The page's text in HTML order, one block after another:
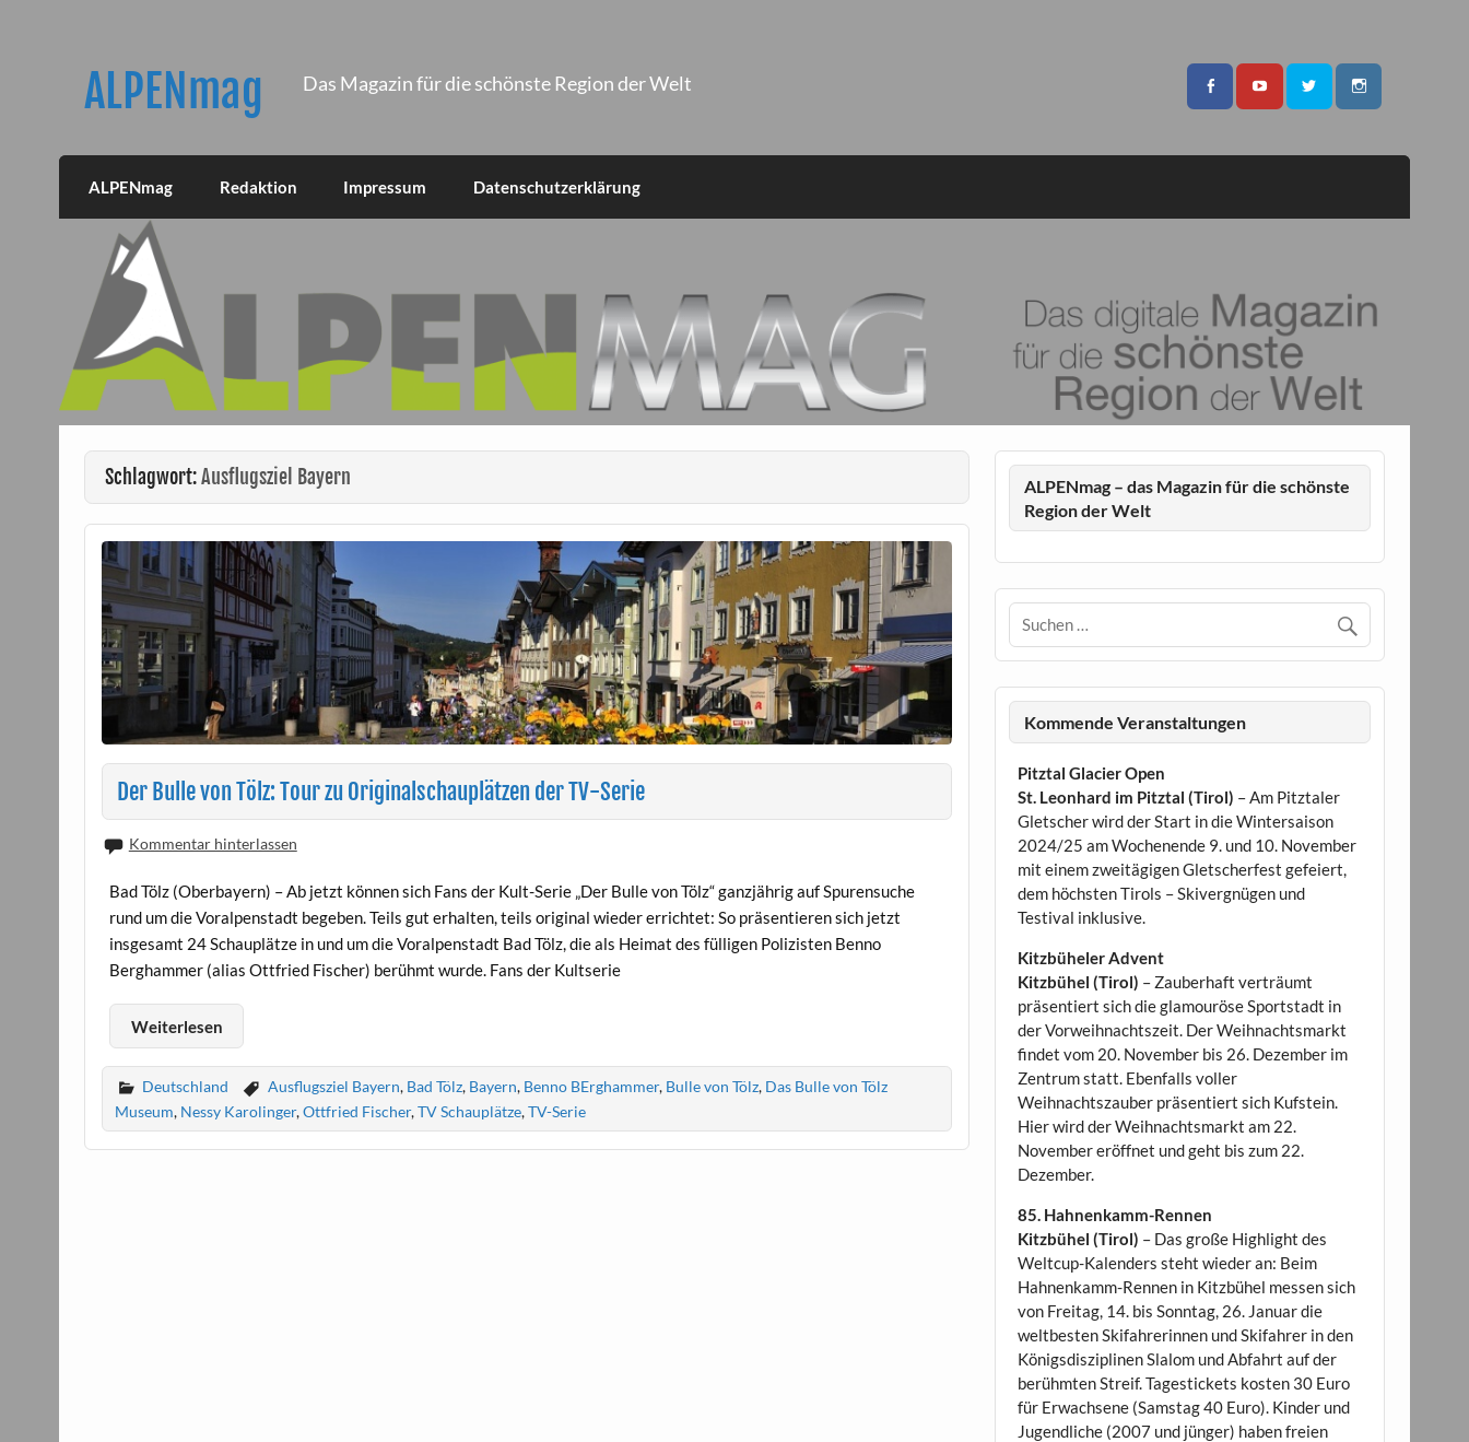
ALPENmag Das Magazin für die schönste Region der Welt
ALPENmag Redaktion Impressum Datenschutzerklärung
Schlagwort:Ausflugsziel Bayern
Der Bulle von Tölz: Tour zu Originalschauplätzen der TV-Serie
Kommentar hinterlassen
Bad Tölz (Oberbayern) – Ab jetzt können sich Fans der Kult-Serie „Der Bulle von Tölz“ ganzjährig auf Spurensuche
rund um die Voralpenstadt begeben. Teils gut erhalten, teils original wieder errichtet: So präsentieren sich jetzt
insgesamt 24 Schauplätze in und um die Voralpenstadt Bad Tölz, die als Heimat des fülligen Polizisten Benno
Berghammer (alias Ottfried Fischer) berühmt wurde. Fans der Kultserie
Weiterlesen
Deutschland Ausflugsziel Bayern, Bad Tölz, Bayern, Benno BErghammer, Bulle von Tölz, Das Bulle von Tölz
Museum, Nessy Karolinger,Ottfried Fischer,TV Schauplätze,TV-Serie
ALPENmag – das Magazin für die schönste
Region der Welt
Kommende Veranstaltungen
Pitztal Glacier Open
St. Leonhard im Pitztal (Tirol) – Am Pitztaler
Gletscher wird der Start in die Wintersaison
2024/25 am Wochenende 9. und 10. November
mit einem zweitägigen Gletscherfest gefeiert,
dem höchsten Tirols – Skivergnügen und
Testival inklusive.
Kitzbüheler Advent
Kitzbühel (Tirol) – Zauberhaft verträumt
präsentiert sich die glamouröse Sportstadt in
der Vorweihnachtszeit. Der Weihnachtsmarkt
findet vom 20. November bis 26. Dezember im
Zentrum statt. Ebenfalls voller
Weihnachtszauber präsentiert sich Kufstein.
Hier wird der Weihnachtsmarkt am 22.
November eröffnet und geht bis zum 22.
Dezember.
85. Hahnenkamm-Rennen
Kitzbühel (Tirol) – Das große Highlight des
Weltcup-Kalenders steht wieder an: Beim
Hahnenkamm-Rennen in Kitzbühel messen sich
von Freitag, 14. bis Sonntag, 26. Januar die
weltbesten Skifahrerinnen und Skifahrer in den
Königsdisziplinen Slalom und Abfahrt auf der
berühmten Streif. Tagestickets kosten 30 Euro
für Erwachsene (Samstag 40 Euro). Kinder und
Jugendliche (2007 und jünger) haben freien